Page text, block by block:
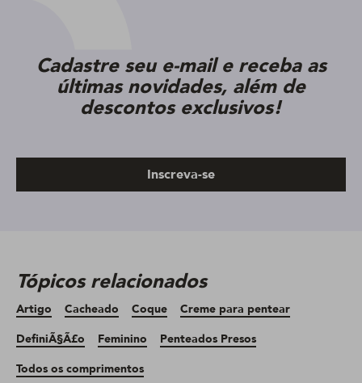
Cadastre seu e-mail e receba as
últimas novidades, além de
descontos exclusivos!
Inscreva-se
Tópicos relacionados
Artigo Cacheado Coque
Creme para pentear
DefiniÃ§Ã£o
Feminino
Penteados Presos
Todos os comprimentos